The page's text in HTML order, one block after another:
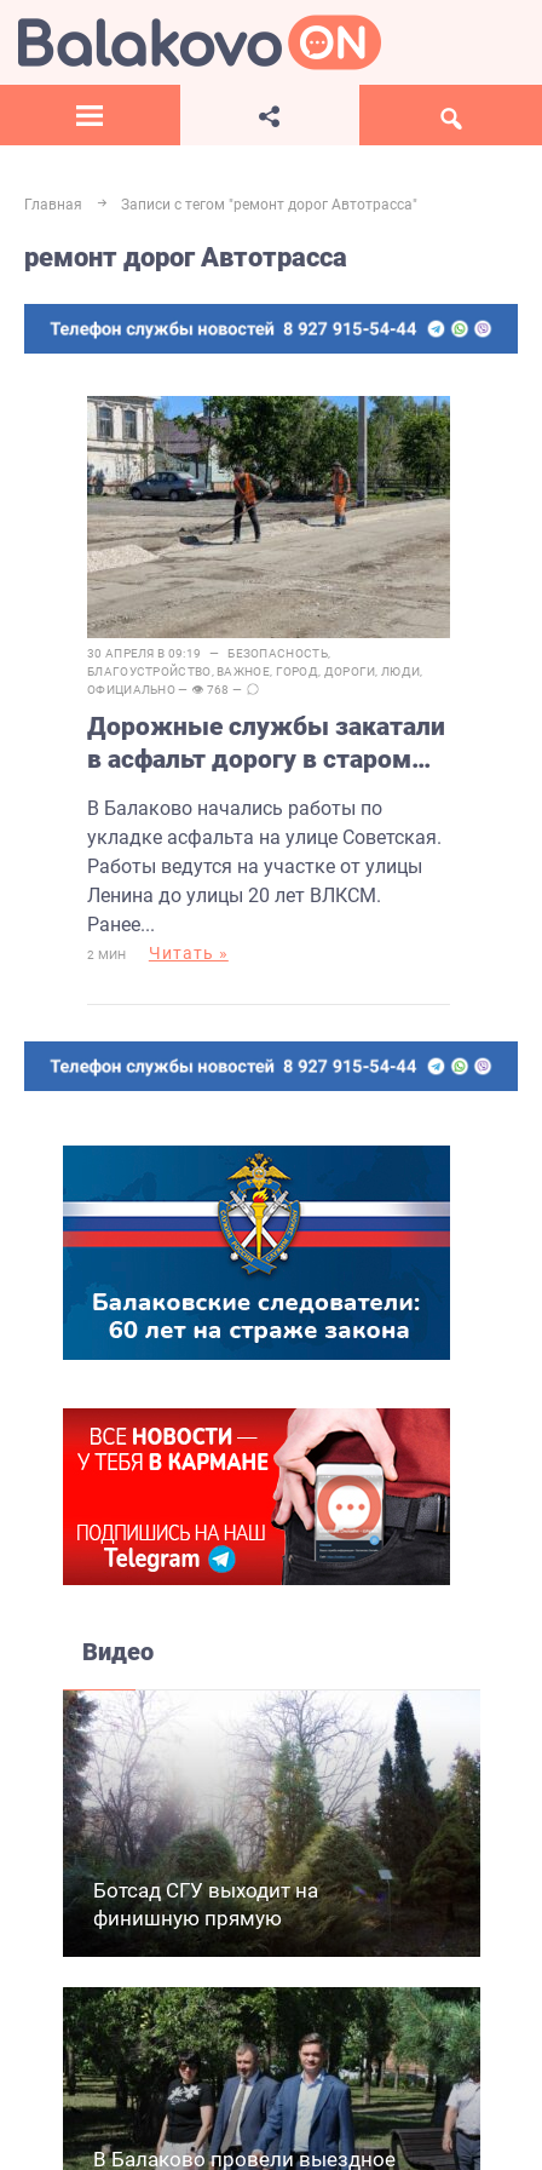
Главная Записи с тегом "ремонт дорог Автотрасса"
ремонт дорог Автотрасса
30 АПРЕЛЯ В 09:19 — БЕЗОПАСНОСТЬ,
БЛАГОУСТРОЙСТВО ВАЖНОЕ, ГОРОД ДОРОГИ ЛЮДИ
ОФИЦИАЛЬНО— 👁 768 —
Дорожные службы закатали
в асфальт дорогу в старом
В Балаково начались работы по
укладке асфальта на улице Советская.
Работы ведутся на участке от улицы
Ленина до улицы 20 лет ВЛКСМ.
Ранее...
2 МИН Читать »
Видео
Ботсад СГУ выходит на
финишную прямую
В Балаково провели выездное